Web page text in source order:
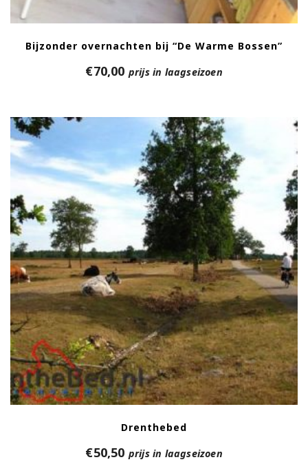
Bijzonder overnachten bij “De Warme Bossen”
€70,00 prijs in laagseizoen
Drenthebed
€50,50 prijs in laagseizoen